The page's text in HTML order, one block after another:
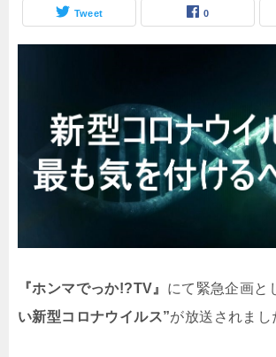
Tweet 0
『ホンマでっか!?TV』 にて緊急企画と
い新型コロナウイルス”が放送されまし